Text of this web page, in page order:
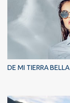
DE MI TIERRA BELLA